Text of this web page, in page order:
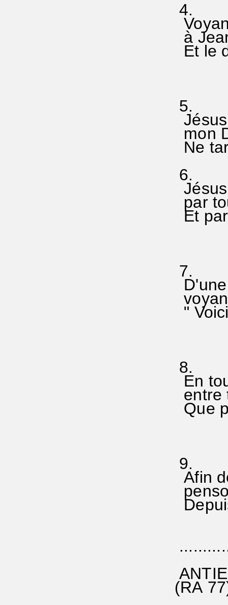
4.
à
Et le
5.
mon
Ne
6.
par
Et
7.
"
8.
En
entre
Que
9.
Afin
(RA